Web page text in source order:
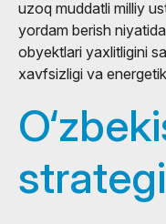
uzoq muddatli milliy
yordam berish
obyektlari yaxlitligini
xavfsizligi va